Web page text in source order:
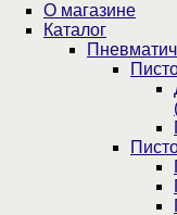
О магазине
Каталог